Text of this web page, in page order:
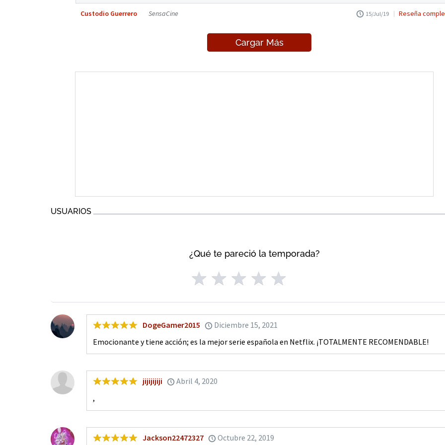
Custodio Guerrero SensaCine 15/Jul/19 Reseña
Cargar Más
USUARIOS
¿Qué te pareció la temporada?
DogeGamer2015
Diciembre 15, 2021
Emocionante y tiene acción; es la mejor serie española en Netflix. ¡TOTALMENTE RECOMENDABLE!
jijijijiji
Abril 4, 2020
,
Jackson22472327 Octubre 22, 2019